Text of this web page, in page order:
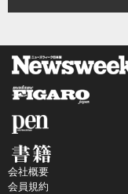
会社概要
会員規約